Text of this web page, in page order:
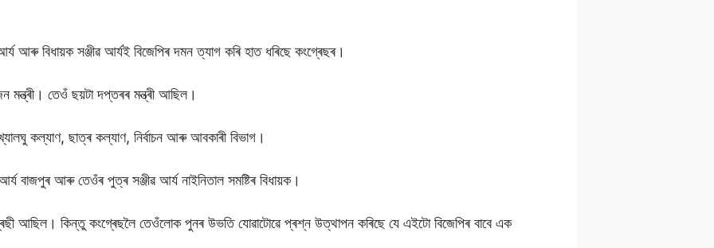
আৰু বিধায়ক সঞ্জীৱ আৰ্যই বিজেপিৰ দমন ত্যাগ কৰি হাত ধৰিছে কংগ্ৰেছৰ।
মন্ত্ৰী। তেওঁ ছয়টা দপ্তৰৰ মন্ত্ৰী আছিল।
কল্যাণ, ছাত্ৰ কল্যাণ, নিৰ্বাচন আৰু আবকাৰী বিভাগ।
বাজপুৰ আৰু তেওঁৰ পুত্ৰ সঞ্জীৱ আৰ্য নাইনিতাল সমষ্টিৰ বিধায়ক।
আছিল। কিন্তু কংগ্ৰেছলৈ তেওঁলোক পুনৰ উভতি যোৱাটোৱে প্ৰশ্ন উত্থাপন কৰিছে যে এইটো বিজেপিৰ বাবে এক